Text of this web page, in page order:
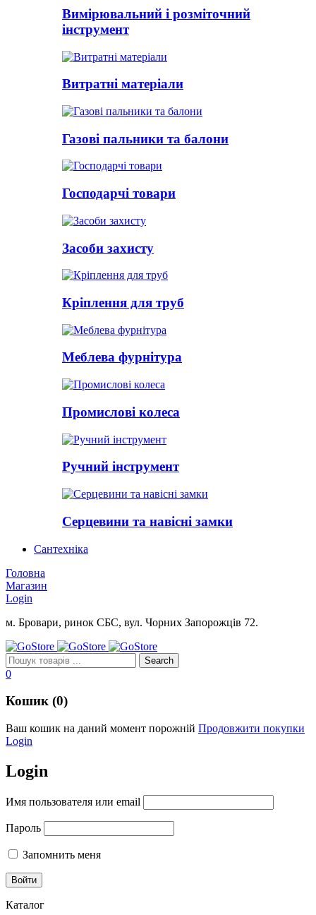
Вимірювальний і розміточний
інструмент
Витратні матеріали
Газові пальники та балони
Господарчі товари
Засоби захисту
Кріплення для труб
Меблева фурнітура
Промислові колеса
Ручний інструмент
Серцевини та навісні замки
Сантехніка
Головна
Магазин
Login
м. Бровари, ринок СБС, вул. Чорних Запорожців 72.
0
Кошик (0)
Ваш кошик на даний момент порожній Продовжити покупки
Login
Login
Имя пользователя или email
Пароль
Запомнить меня
Каталог